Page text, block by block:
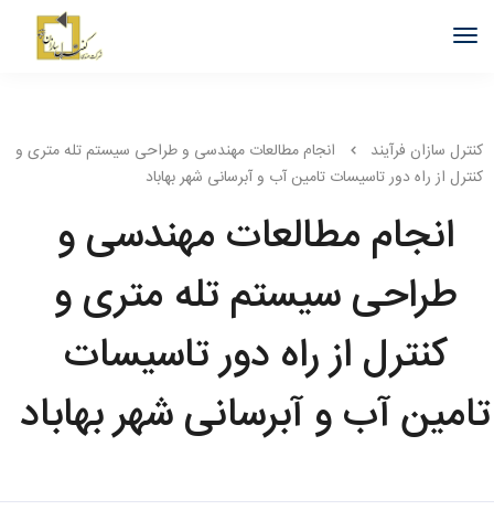
کنترل سازان فرآیند
انجام مطالعات مهندسی و طراحی سیستم تله متری و
کنترل از راه دور تاسیسات تامین آب و آبرسانی شهر بهاباد
انجام مطالعات مهندسی و
طراحی سیستم تله متری و
کنترل از راه دور تاسیسات
تامین آب و آبرسانی شهر بهاباد